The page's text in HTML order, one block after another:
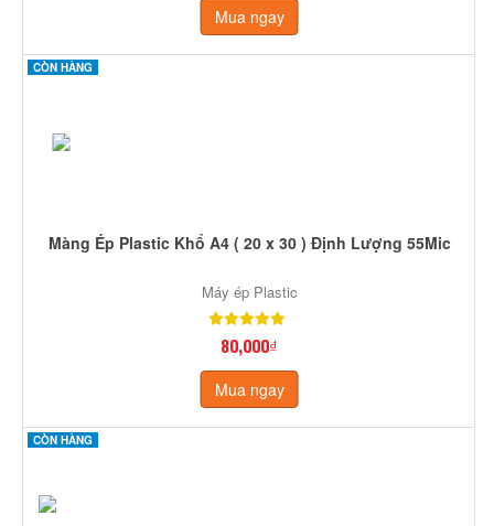
Mua ngay
CÒN HÀNG
Màng Ép Plastic Khổ A4 ( 20 x 30 ) Định Lượng 55Mic
Máy ép Plastic
80,000₫
Mua ngay
CÒN HÀNG